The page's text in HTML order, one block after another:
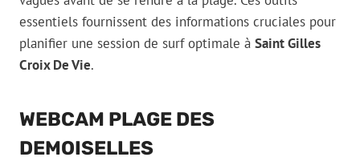
essentiels fournissent des informations cruciales pour
planifier une session de surf optimale à Saint Gilles
Croix De Vie.
WEBCAM PLAGE DES
DEMOISELLES